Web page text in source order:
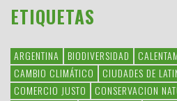
ETIQUETAS
ARGENTINA BIODIVERSIDAD
CAMBIO CLIMÁTICO
CIUDADES DE
COMERCIO JUSTO
CONSERVACION